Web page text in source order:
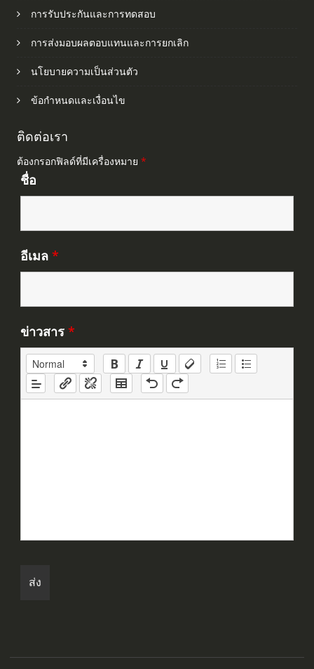
การรับประกันและการทดสอบ
การส่งมอบผลตอบแทนและการยกเลิก
นโยบายความเป็นส่วนตัว
ข้อกำหนดและเงื่อนไข
ติดต่อเรา
ต้องกรอกฟิลด์ที่มีเครื่องหมาย *
ชื่อ
อีเมล *
ข่าวสาร *